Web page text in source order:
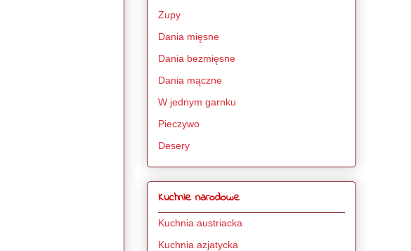
Zupy
Dania mięsne
Dania bezmięsne
Dania mączne
W jednym garnku
Pieczywo
Desery
Kuchnie narodowe
Kuchnia austriacka
Kuchnia azjatycka